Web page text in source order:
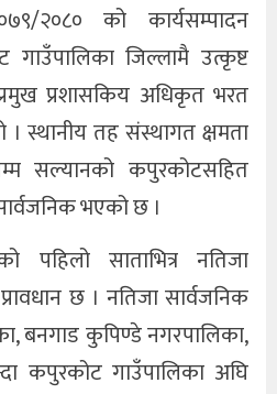
२०८० को कार्यसम्पादन
जिल्लामै उत्कृष्ट
प्रशासकिय अधिकृत भरत
स्थानीय तह संस्थागत क्षमता
सल्यानको कपुरकोटसहित
भएको छ ।
पहिलो साताभित्र नतिजा
छ । नतिजा सार्वजनिक
बनगाड कुपिण्डे नगरपालिका,
कपुरकोट गाउँपालिका अघि